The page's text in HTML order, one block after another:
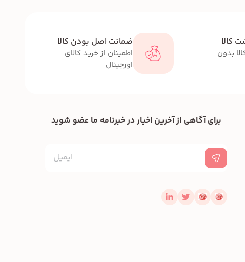
کالا
بدون
ضمانت اصل بودن کالا
اطمینان از خرید کالای
اورجینال
برای آگاهی از آخرین اخبار در خبرنامه ما عضو شوید